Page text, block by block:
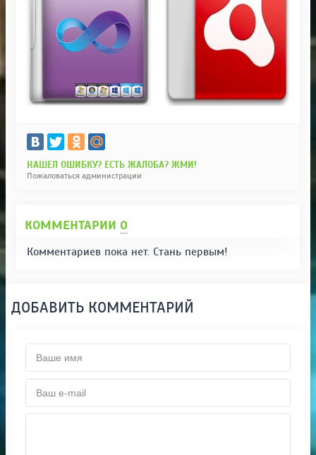
НАШЕЛ ОШИБКУ? ЕСТЬ ЖАЛОБА? ЖМИ!
Пожаловаться администрации
КОММЕНТАРИИ 0
Комментариев пока нет. Стань первым!
ДОБАВИТЬ КОММЕНТАРИЙ